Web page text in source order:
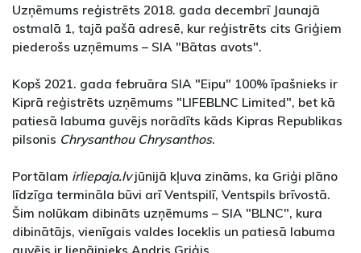
Uzņēmums reģistrēts 2018. gada decembrī Jaunajā
ostmalā 1, tajā pašā adresē, kur reģistrēts cits Griģiem
piederošs uzņēmums – SIA "Bātas avots".
Kopš 2021. gada februāra SIA "Eipu" 100% īpašnieks ir
Kiprā reģistrēts uzņēmums "LIFEBLNC Limited", bet kā
patiesā labuma guvējs norādīts kāds Kipras Republikas
pilsonis Chrysanthou Chrysanthos.
Portālam irliepaja.lvjūnijā kļuva zināms, ka Griģi plāno
līdzīga termināla būvi arī Ventspilī, Ventspils brīvostā.
Šim nolūkam dibināts uzņēmums – SIA "BLNC", kura
dibinātājs, vienīgais valdes loceklis un patiesā labuma
guvējs ir liepājnieks Andris Griģis.